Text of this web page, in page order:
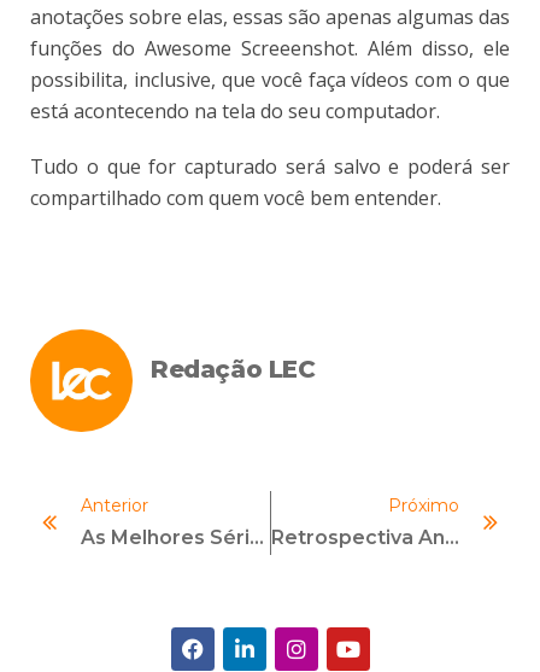
anotações sobre elas, essas são apenas algumas das
funções do Awesome Screeenshot. Além disso, ele
possibilita, inclusive, que você faça vídeos com o que
está acontecendo na tela do seu computador.
Tudo o que for capturado será salvo e poderá ser
compartilhado com quem você bem entender.
Redação LEC
Anterior
As Melhores Séries Sobre Investigações Para Ver No Netflix
Próximo
Retrospectiva Anticorrupção 2017